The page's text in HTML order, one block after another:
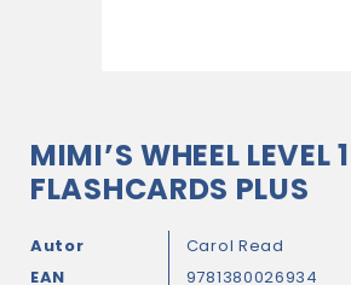
MIMI’S WHEEL LEVEL 1
FLASHCARDS PLUS
Autor
Carol Read
EAN
9781380026934